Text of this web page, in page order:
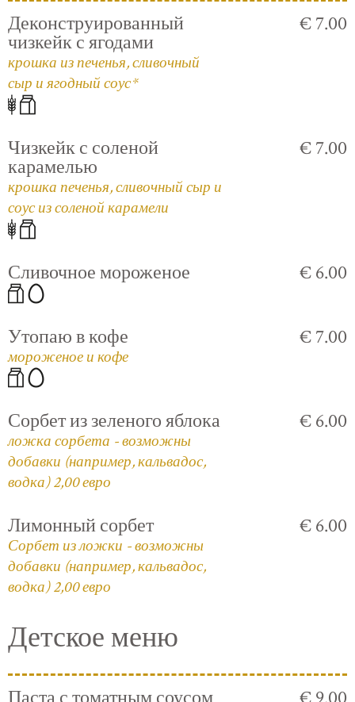
Деконструированный
чизкейк с ягодами
крошка из печенья, сливочный
сыр и ягодный соус*
€ 7.00
Чизкейк с соленой
карамелью
крошка печенья, сливочный сыр и
соус из соленой карамели
€ 7.00
Сливочное мороженое € 6.00
Утопаю в кофе
мороженое и кофе
€ 7.00
Сорбет из зеленого яблока
ложка сорбета - возможны
добавки (например, кальвадос,
водка) 2,00 евро
€ 6.00
Лимонный сорбет
Сорбет из ложки - возможны
добавки (например, кальвадос,
водка) 2,00 евро
€ 6.00
Детское меню